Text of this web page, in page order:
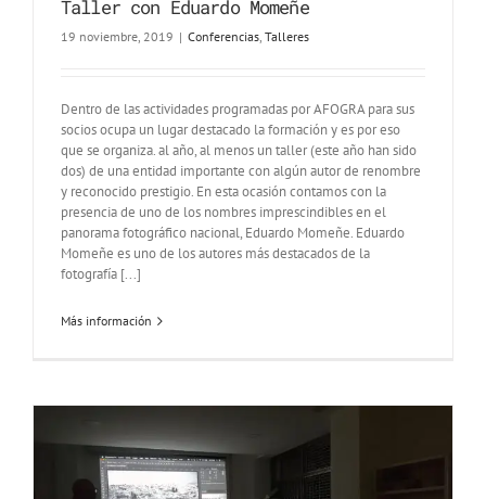
Taller con Eduardo Momeñe
19 noviembre, 2019 | Conferencias Talleres
Dentro de las actividades programadas por AFOGRA para sus
socios ocupa un lugar destacado la formación y es por eso
que se organiza. al año, al menos un taller (este año han sido
dos) de una entidad importante con algún autor de renombre
y reconocido prestigio. En esta ocasión contamos con la
presencia de uno de los nombres imprescindibles en el
panorama fotográfico nacional, Eduardo Momeñe. Eduardo
Momeñe es uno de los autores más destacados de la
fotografía [...]
Más información